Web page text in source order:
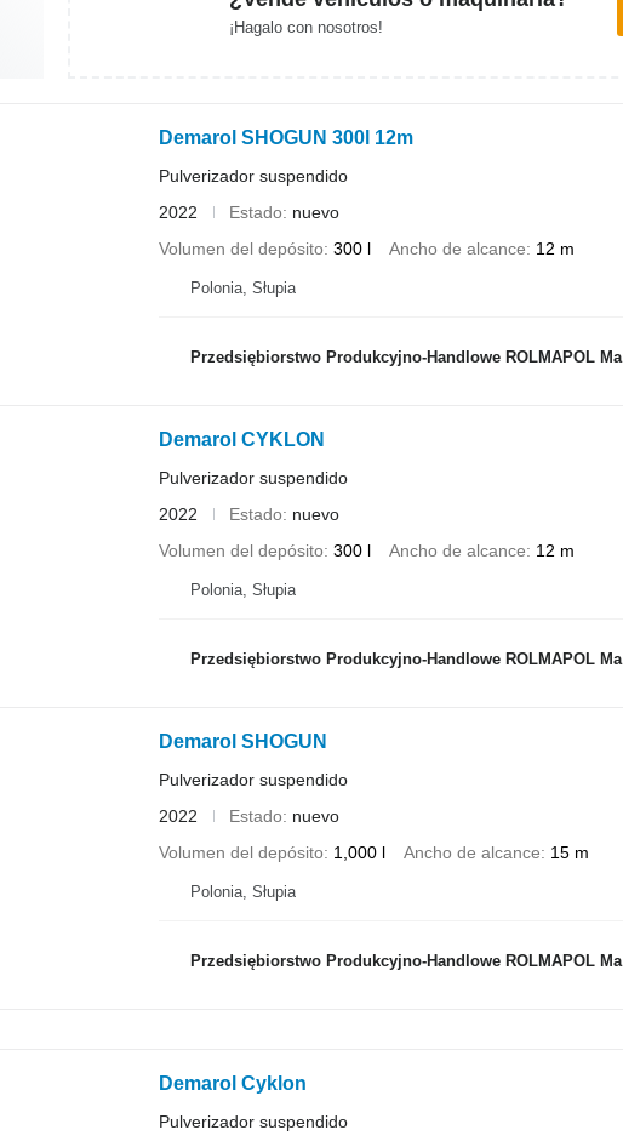
¡Hagalo con nosotros!
Demarol SHOGUN 300l 12m
Pulverizador suspendido
2022
Estado
nuevo
Volumen del depósito 300 l Ancho de alcance 12 m
Polonia, Słupia
Przedsiębiorstwo Produkcyjno-Handlowe ROLMAPOL Marcin Dziekan
Demarol CYKLON
Pulverizador suspendido
2022
Estado
nuevo
Volumen del depósito 300 l Ancho de alcance 12 m
Polonia, Słupia
Przedsiębiorstwo Produkcyjno-Handlowe ROLMAPOL Marcin Dziekan
Demarol SHOGUN
Pulverizador suspendido
2022
Estado
nuevo
Volumen del depósito
1,000 l Ancho de alcance 15 m
Polonia, Słupia
Przedsiębiorstwo Produkcyjno-Handlowe ROLMAPOL Marcin Dziekan
Demarol Cyklon
Pulverizador suspendido